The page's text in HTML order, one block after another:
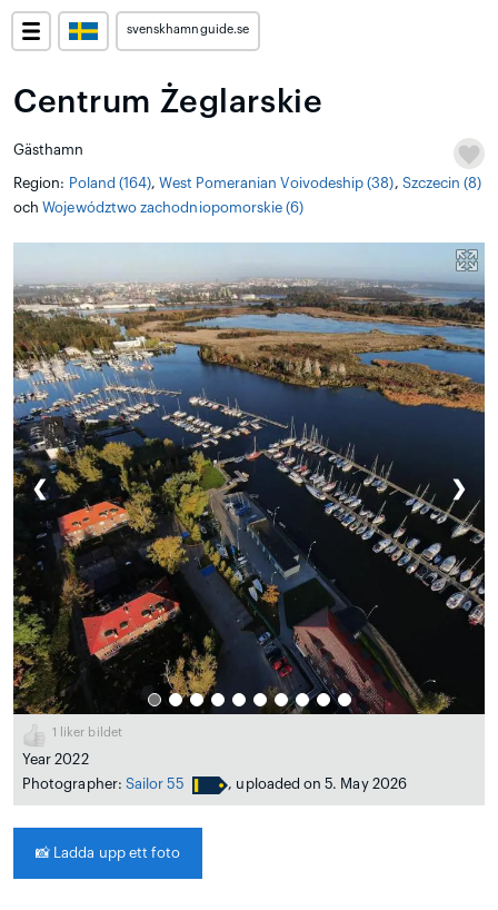
svenskhamnguide.se
Centrum Żeglarskie
Gästhamn
Region: Poland (164),West Pomeranian Voivodeship (38), Szczecin (8)
ochWojewództwo zachodniopomorskie (6)
❮ ❯
1 liker bildet
Year 2022
Photographer: Sailor 55 , uploaded on 5. May 2026
📸 Ladda upp ett foto